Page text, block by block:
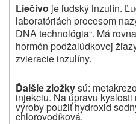
Liečivo je ľudský inzulín.
laboratóriách procesom
DNA technológia“. Má
hormón podžalúdkovej
zvieracie inzulíny.
Ďalšie zložkysú:
injekciu. Na úpravu
výroby použiť hydroxid
chlorovodíková.